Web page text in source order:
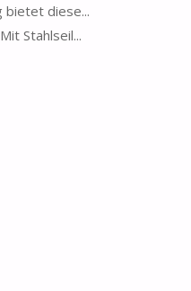
bietet diese...
Stahlseil...